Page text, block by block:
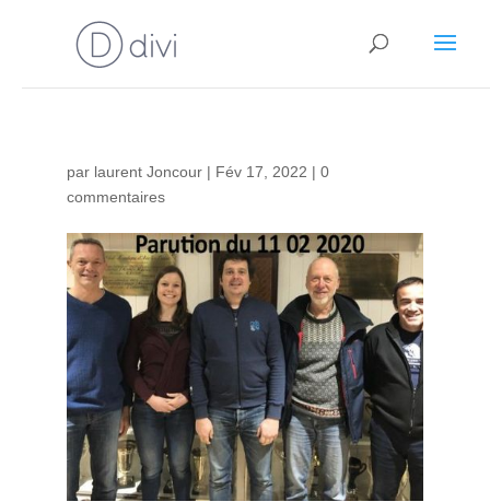
par laurent Joncour| Fév 17, 2022 | 0
commentaires